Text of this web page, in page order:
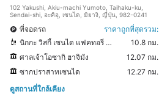
102 Yakushi, Akiu-machi Yumoto, Taihaku-ku,
Sendai-shi, อะคิอุ, เซนได, มิยางิ, ญี่ปุ่น, 982-0241
ที่จอดรถ
ราคาถูกที่สุดรวม:
นิกกะ วิสกี้ เซนได แฟคทอรี่ มิยากิเคียว ดิสทิลเลอรี่
10.8 กม.
ศาลเจ้าโอซากิ ฮาจิมัง
12.07 กม.
ซากปราสาทเซนได
12.27 กม.
ดูสถานที่ใกล้เคียง